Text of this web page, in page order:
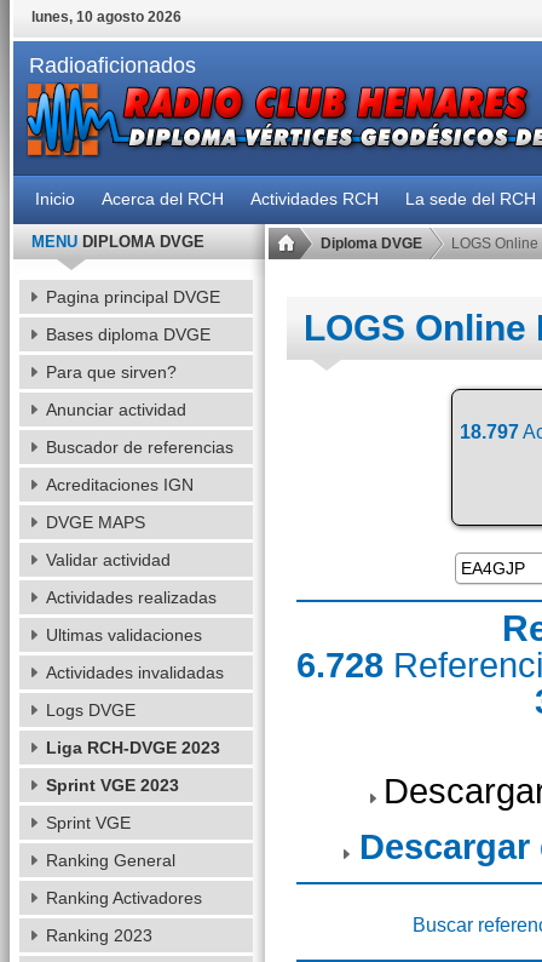
lunes, 10 agosto 2026
Radioaficionados
Inicio Acerca del RCH Actividades RCH La sede del RCH
Diploma DVGE LOGS Online
LOGS Online
18.797
6.728
Descargar
Buscar
MENUDIPLOMA DVGE
Pagina principal DVGE
Bases diploma DVGE
Para que sirven?
Anunciar actividad
Buscador de referencias
Acreditaciones IGN
DVGE MAPS
Validar actividad
Actividades realizadas
Ultimas validaciones
Actividades invalidadas
Logs DVGE
Liga RCH-DVGE 2023
Sprint VGE 2023
Sprint VGE
Ranking General
Ranking Activadores
Ranking 2023